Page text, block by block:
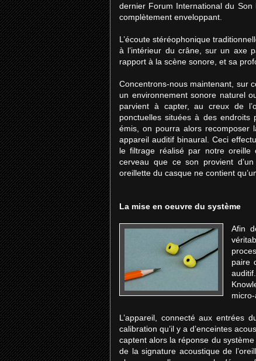
dernier Forum International du
complètement enveloppant.
L’écoute stéréophonique
à l’intérieur du crâne, sur un axe
rapport à la scène sonore, et sa
Concentrons-nous maintenant, sur
un environnement sonore naturel
parvient à capter, au creux de
ponctuelles situées à des endroits
émis, on pourra alors recomposer
appareil auditif binaural. Ceci
le filtrage réalisé par notre oreille
cerveau que ce son provient
oreillette du casque ne contient
La mise en oeuvre du système
Afin
paire
L’appareil, connecté aux entrées
calibration qu’il y a d’enceintes
captent alors la réponse du
de la signature acoustique de